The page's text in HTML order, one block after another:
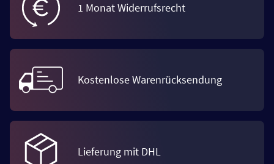
1 Monat Widerrufsrecht
Kostenlose Warenrücksendung
Lieferung mit DHL